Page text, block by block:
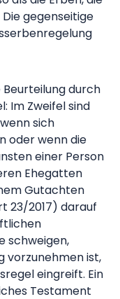
gegenseitige
durch
Im Zweifel sind
sich
oder wenn die
einer Person
Ehegatten
Gutachten
23/2017) darauf
schweigen,
vorzunehmen ist,
eingreift. Ein
Testament